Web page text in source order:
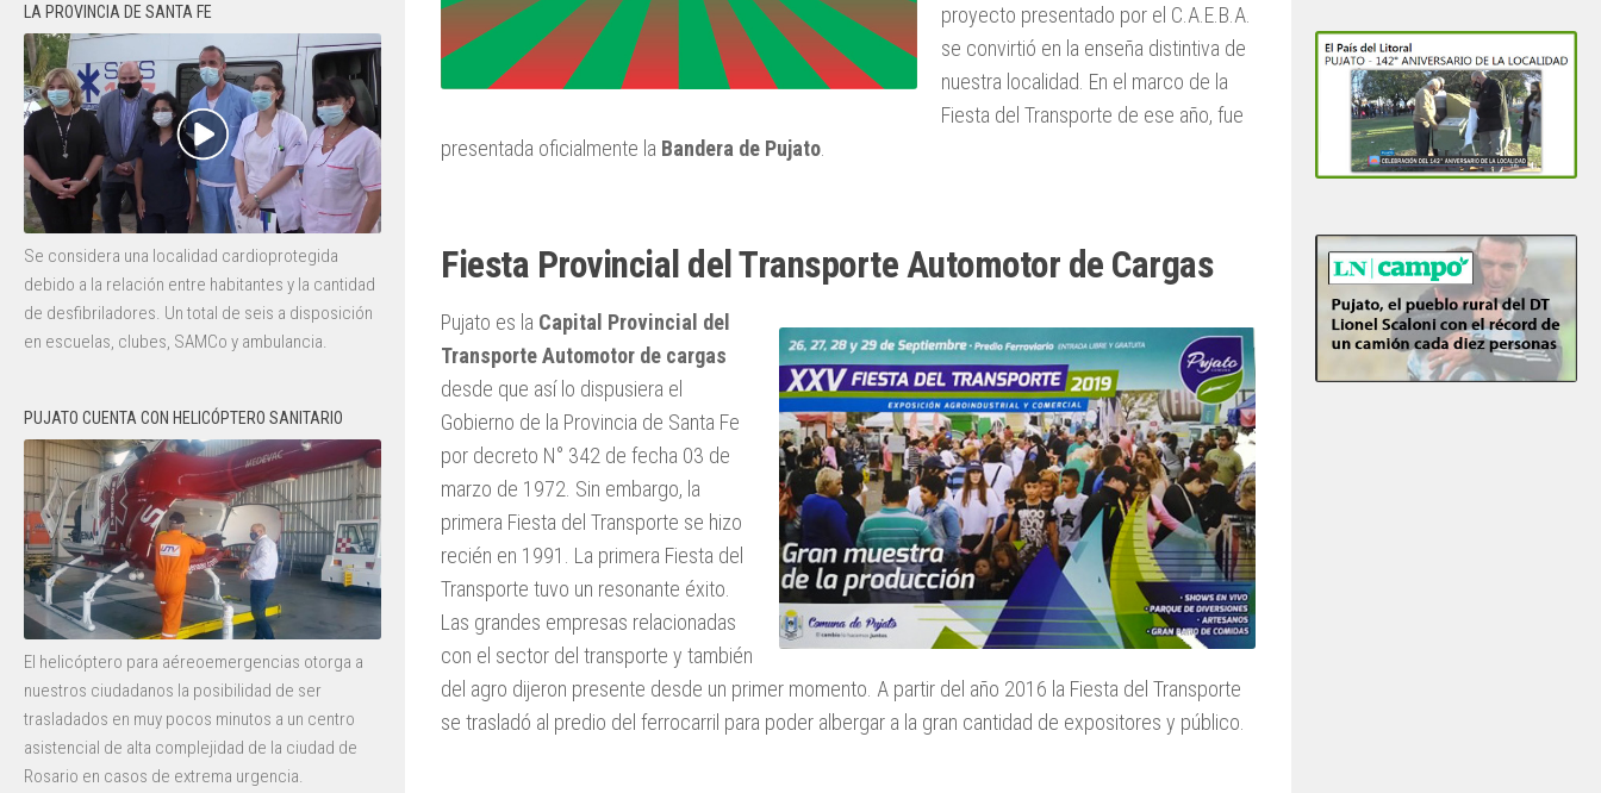
proyecto presentado por el C.A.E.B.A.
se convirtió en la enseña distintiva de
nuestra localidad. En el marco de la
Fiesta del Transporte de ese año, fue
presentada oficialmente la Bandera de Pujato
Fiesta Provincial del Transporte Automotor de Cargas
Pujato es la Capital Provincial del
Transporte Automotor de cargas
desde que así lo dispusiera el
Gobierno de la Provincia de Santa Fe
por decreto N° 342 de fecha 03 de
marzo de 1972. Sin embargo, la
primera Fiesta del Transporte se hizo
recién en 1991. La primera Fiesta del
Transporte tuvo un resonante éxito.
Las grandes empresas relacionadas
con el sector del transporte y también
del agro dijeron presente desde un primer momento. A partir del año 2016 la Fiesta del Transporte
se trasladó al predio del ferrocarril para poder albergar a la gran cantidad de expositores y público.
LA PROVINCIA DE SANTA FE
Se considera una localidad cardioprotegida
debido a la relación entre habitantes y la cantidad
de desfibriladores. Un total de seis a disposición
en escuelas, clubes, SAMCo y ambulancia.
PUJATO CUENTA CON HELICÓPTERO SANITARIO
El helicóptero para aéreoemergencias otorga a
nuestros ciudadanos la posibilidad de ser
trasladados en muy pocos minutos a un centro
asistencial de alta complejidad de la ciudad de
Rosario en casos de extrema urgencia.